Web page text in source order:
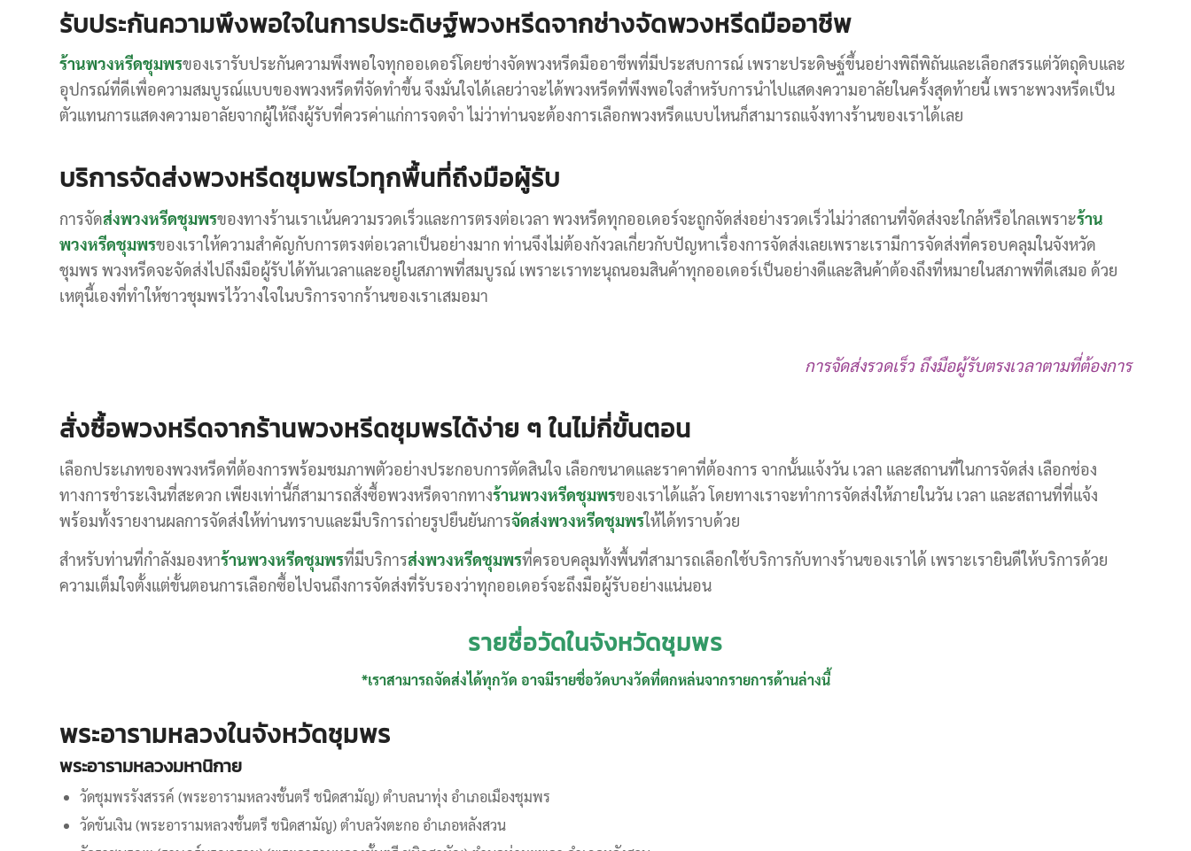
รับประกันความพึงพอใจในการประดิษฐ์พวงหรีดจากช่างจัดพวงหรีดมืออาชีพ
ร้านพวงหรีดชุมพรของเรารับประกันความพึงพอใจทุกออเดอร์โดยช่างจัดพวงหรีดมืออาชีพที่มีประสบการณ์ เพราะประดิษฐ์ขึ้นอย่างพิถีพิถันและเลือกสรรแต่วัตถุดิบและ
อุปกรณ์ที่ดีเพื่อความสมบูรณ์แบบของพวงหรีดที่จัดทำขึ้น จึงมั่นใจได้เลยว่าจะได้พวงหรีดที่พึงพอใจสำหรับการนำไปแสดงความอาลัยในครั้งสุดท้ายนี้ เพราะพวงหรีดเป็น
ตัวแทนการแสดงความอาลัยจากผู้ให้ถึงผู้รับที่ควรค่าแก่การจดจำ ไม่ว่าท่านจะต้องการเลือกพวงหรีดแบบไหนก็สามารถแจ้งทางร้านของเราได้เลย
บริการจัดส่งพวงหรีดชุมพรไวทุกพื้นที่ถึงมือผู้รับ
การจัดส่งพวงหรีดชุมพรของทางร้านเราเน้นความรวดเร็วและการตรงต่อเวลา พวงหรีดทุกออเดอร์จะถูกจัดส่งอย่างรวดเร็วไม่ว่าสถานที่จัดส่งจะใกล้หรือไกลเพราะร้าน
พวงหรีดชุมพรของเราให้ความสำคัญกับการตรงต่อเวลาเป็นอย่างมาก ท่านจึงไม่ต้องกังวลเกี่ยวกับปัญหาเรื่องการจัดส่งเลยเพราะเรามีการจัดส่งที่ครอบคลุมในจังหวัด
ชุมพร พวงหรีดจะจัดส่งไปถึงมือผู้รับได้ทันเวลาและอยู่ในสภาพที่สมบูรณ์ เพราะเราทะนุถนอมสินค้าทุกออเดอร์เป็นอย่างดีและสินค้าต้องถึงที่หมายในสภาพที่ดีเสมอ ด้วย
เหตุนี้เองที่ทำให้ชาวชุมพรไว้วางใจในบริการจากร้านของเราเสมอมา
การจัดส่งรวดเร็ว ถึงมือผู้รับตรงเวลาตามที่ต้องการ
สั่งซื้อพวงหรีดจากร้านพวงหรีดชุมพรได้ง่าย ๆ ในไม่กี่ขั้นตอน
เลือกประเภทของพวงหรีดที่ต้องการพร้อมชมภาพตัวอย่างประกอบการตัดสินใจ เลือกขนาดและราคาที่ต้องการ จากนั้นแจ้งวัน เวลา และสถานที่ในการจัดส่ง เลือกช่อง
ทางการชำระเงินที่สะดวก เพียงเท่านี้ก็สามารถสั่งซื้อพวงหรีดจากทางร้านพวงหรีดชุมพรของเราได้แล้ว โดยทางเราจะทำการจัดส่งให้ภายในวัน เวลา และสถานที่ที่แจ้ง
พร้อมทั้งรายงานผลการจัดส่งให้ท่านทราบและมีบริการถ่ายรูปยืนยันการจัดส่งพวงหรีดชุมพรให้ได้ทราบด้วย
สำหรับท่านที่กำลังมองหาร้านพวงหรีดชุมพรที่มีบริการส่งพวงหรีดชุมพรที่ครอบคลุมทั้งพื้นที่สามารถเลือกใช้บริการกับทางร้านของเราได้ เพราะเรายินดีให้บริการด้วย
ความเต็มใจตั้งแต่ขั้นตอนการเลือกซื้อไปจนถึงการจัดส่งที่รับรองว่าทุกออเดอร์จะถึงมือผู้รับอย่างแน่นอน
รายชื่อวัดในจังหวัดชุมพร
*เราสามารถจัดส่งได้ทุกวัด อาจมีรายชื่อวัดบางวัดที่ตกหล่นจากรายการด้านล่างนี้
พระอารามหลวงในจังหวัดชุมพร
พระอารามหลวงมหานิกาย
วัดชุมพรรังสรรค์ (พระอารามหลวงชั้นตรี ชนิดสามัญ) ตำบลนาทุ่ง อำเภอเมืองชุมพร
วัดขันเงิน (พระอารามหลวงชั้นตรี ชนิดสามัญ) ตำบลวังตะกอ อำเภอหลังสวน